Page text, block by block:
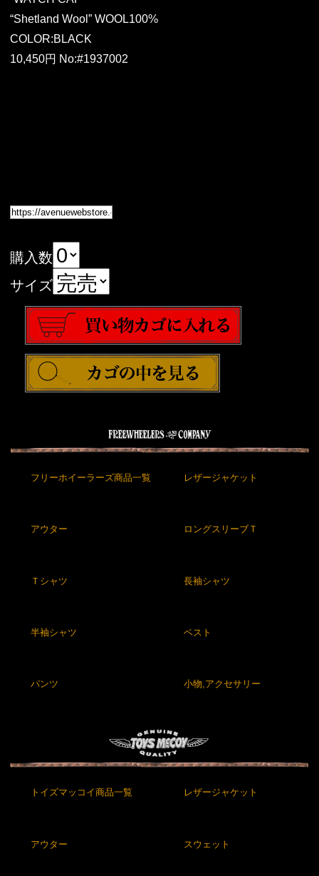
“Shetland Wool” WOOL100%
COLOR:BLACK
10,450円 No:#1937002
購入数
サイズ
フリーホイーラーズ商品一覧 レザージャケット
アウター ロングスリーブＴ
Ｔシャツ 長袖シャツ
半袖シャツ ベスト
パンツ 小物,アクセサリー
トイズマッコイ商品一覧 レザージャケット
アウター スウェット